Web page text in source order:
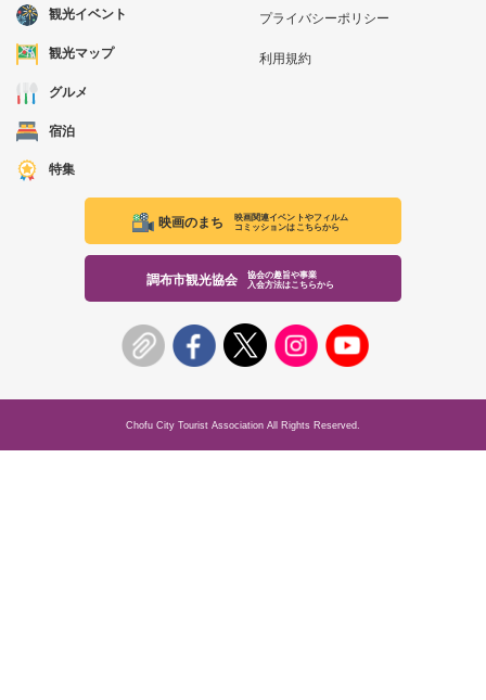
観光イベント
観光マップ
グルメ
宿泊
特集
プライバシーポリシー
利用規約
映画のまち
映画関連イベントやフィルム
コミッションはこちらから
調布市観光協会
協会の趣旨や事業
入会方法はこちらから
Chofu City Tourist Association All Rights Reserved.